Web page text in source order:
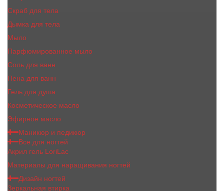
Скраб для тела
Дымка для тела
Мыло
Парфюмированное мыло
Соль для ванн
Пена для ванн
Гель для душа
Косметическое масло
Эфирное масло
Маникюр и педикюр
Все для ногтей
Акрил гель LoriLac
Материалы для наращивания ногтей
Дизайн ногтей
Зеркальная втирка